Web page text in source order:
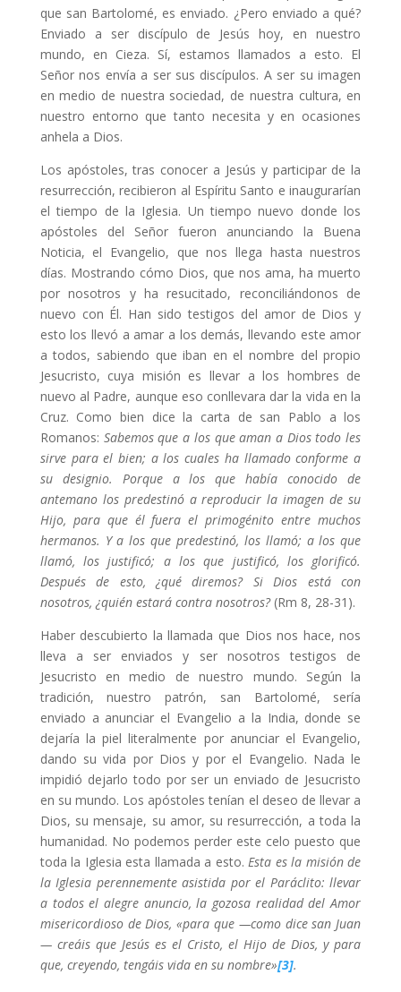
que san Bartolomé, es enviado. ¿Pero enviado a qué?
Enviado a ser discípulo de Jesús hoy, en nuestro
mundo, en Cieza. Sí, estamos llamados a esto. El
Señor nos envía a ser sus discípulos. A ser su imagen
en medio de nuestra sociedad, de nuestra cultura, en
nuestro entorno que tanto necesita y en ocasiones
anhela a Dios.
Los apóstoles, tras conocer a Jesús y participar de la
resurrección, recibieron al Espíritu Santo e inaugurarían
el tiempo de la Iglesia. Un tiempo nuevo donde los
apóstoles del Señor fueron anunciando la Buena
Noticia, el Evangelio, que nos llega hasta nuestros
días. Mostrando cómo Dios, que nos ama, ha muerto
por nosotros y ha resucitado, reconciliándonos de
nuevo con Él. Han sido testigos del amor de Dios y
esto los llevó a amar a los demás, llevando este amor
a todos, sabiendo que iban en el nombre del propio
Jesucristo, cuya misión es llevar a los hombres de
nuevo al Padre, aunque eso conllevara dar la vida en la
Cruz. Como bien dice la carta de san Pablo a los
Romanos: Sabemos que a los que aman a Dios todo les
sirve para el bien; a los cuales ha llamado conforme a
su designio. Porque a los que había conocido de
antemano los predestinó a reproducir la imagen de su
Hijo, para que él fuera el primogénito entre muchos
hermanos. Y a los que predestinó, los llamó; a los que
llamó, los justificó; a los que justificó, los glorificó.
Después de esto, ¿qué diremos? Si Dios está con
nosotros, ¿quién estará contra nosotros?(Rm 8, 28-31).
Haber descubierto la llamada que Dios nos hace, nos
lleva a ser enviados y ser nosotros testigos de
Jesucristo en medio de nuestro mundo. Según la
tradición, nuestro patrón, san Bartolomé, sería
enviado a anunciar el Evangelio a la India, donde se
dejaría la piel literalmente por anunciar el Evangelio,
dando su vida por Dios y por el Evangelio. Nada le
impidió dejarlo todo por ser un enviado de Jesucristo
en su mundo. Los apóstoles tenían el deseo de llevar a
Dios, su mensaje, su amor, su resurrección, a toda la
humanidad. No podemos perder este celo puesto que
toda la Iglesia esta llamada a esto.Esta es la misión de
la Iglesia perennemente asistida por el Paráclito: llevar
a todos el alegre anuncio, la gozosa realidad del Amor
misericordioso de Dios, «para que —como dice san Juan
— creáis que Jesús es el Cristo, el Hijo de Dios, y para
que, creyendo, tengáis vida en su nombre»[3].